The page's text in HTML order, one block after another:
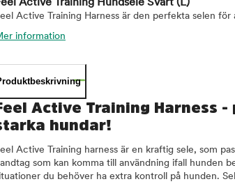
Active Training Hundsele Svart (L)
Active Training Harness är den perfekta selen för
information
Active Training Harness
hundar!
Active Training harness är en kraftig sele, som
som kan komma till användning ifall hunden
du behöver ha extra kontroll på hunden.